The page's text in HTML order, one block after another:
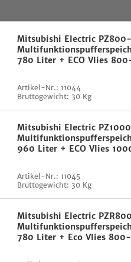
Mitsubishi Electric PZ800-
780 Liter + ECO Vlies
Artikel-Nr.: 11044
Bruttogewicht: 30 Kg
Mitsubishi Electric
960 Liter + ECO Vlies
Artikel-Nr.: 11045
Bruttogewicht: 30 Kg
Mitsubishi Electric
780 Liter + Eco Vlies 800-